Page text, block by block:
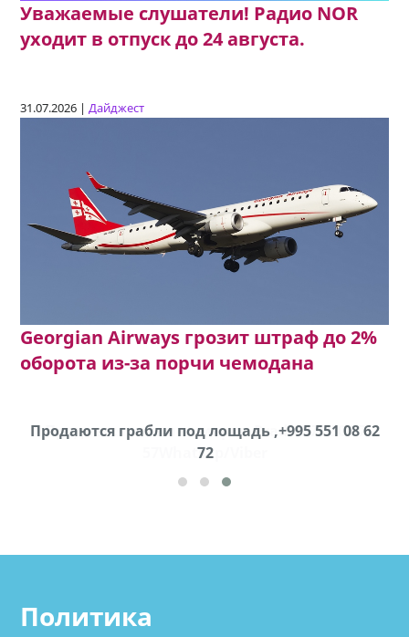
Уважаемые слушатели! Радио NOR
уходит в отпуск до 24 августа.
31.07.2026 |Дайджест
Georgian Airways грозит штраф до 2%
оборота из-за порчи чемодана
Продаются грабли под лощадь ,+995 551 08 62
72
Политика